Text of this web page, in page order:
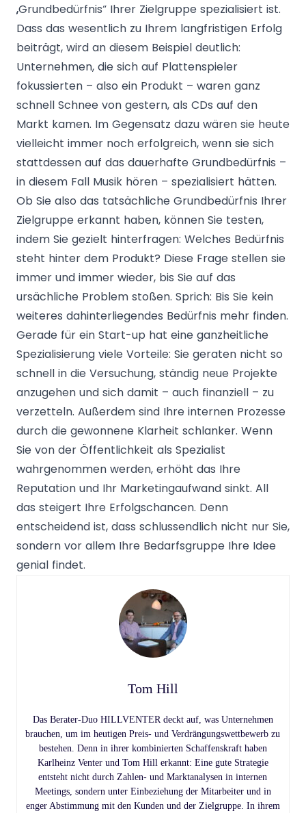
„Grundbedürfnis“ Ihrer Zielgruppe spezialisiert ist.
Dass das wesentlich zu Ihrem langfristigen Erfolg
beiträgt, wird an diesem Beispiel deutlich:
Unternehmen, die sich auf Plattenspieler
fokussierten – also ein Produkt – waren ganz
schnell Schnee von gestern, als CDs auf den
Markt kamen. Im Gegensatz dazu wären sie heute
vielleicht immer noch erfolgreich, wenn sie sich
stattdessen auf das dauerhafte Grundbedürfnis –
in diesem Fall Musik hören – spezialisiert hätten.
Ob Sie also das tatsächliche Grundbedürfnis Ihrer
Zielgruppe erkannt haben, können Sie testen,
indem Sie gezielt hinterfragen: Welches Bedürfnis
steht hinter dem Produkt? Diese Frage stellen sie
immer und immer wieder, bis Sie auf das
ursächliche Problem stoßen. Sprich: Bis Sie kein
weiteres dahinterliegendes Bedürfnis mehr finden.
Gerade für ein Start-up hat eine ganzheitliche
Spezialisierung viele Vorteile: Sie geraten nicht so
schnell in die Versuchung, ständig neue Projekte
anzugehen und sich damit – auch finanziell – zu
verzetteln. Außerdem sind Ihre internen Prozesse
durch die gewonnene Klarheit schlanker. Wenn
Sie von der Öffentlichkeit als Spezialist
wahrgenommen werden, erhöht das Ihre
Reputation und Ihr Marketingaufwand sinkt. All
das steigert Ihre Erfolgschancen. Denn
entscheidend ist, dass schlussendlich nicht nur Sie,
sondern vor allem Ihre Bedarfsgruppe Ihre Idee
genial findet.
Tom Hill
Das Berater-Duo HILLVENTER deckt auf, was Unternehmen
brauchen, um im heutigen Preis- und Verdrängungswettbewerb zu
bestehen. Denn in ihrer kombinierten Schaffenskraft haben
Karlheinz Venter und Tom Hill erkannt: Eine gute Strategie
entsteht nicht durch Zahlen- und Marktanalysen in internen
Meetings, sondern unter Einbeziehung der Mitarbeiter und in
enger Abstimmung mit den Kunden und der Zielgruppe. In ihrem